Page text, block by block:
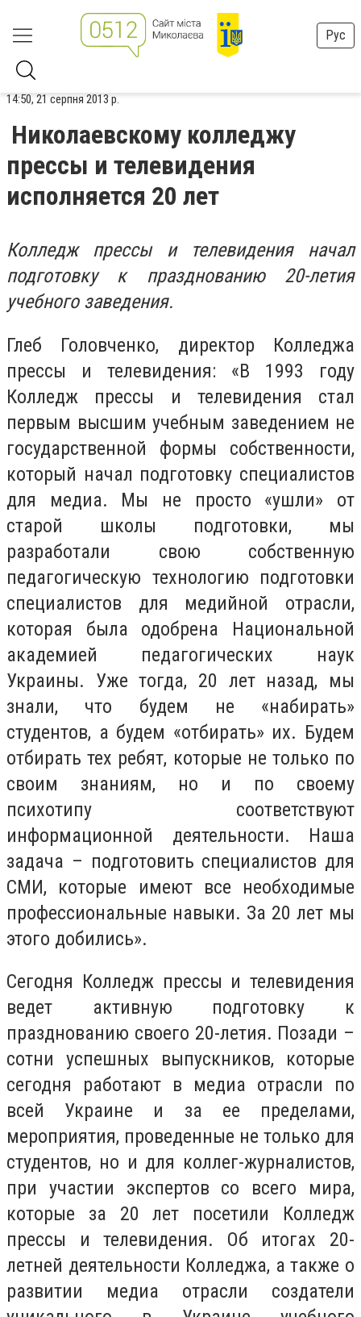
Рус
14:50, 21 серпня 2013 р.
Николаевскому колледжу
прессы и телевидения
исполняется 20 лет
Колледж прессы и телевидения начал
подготовку к празднованию 20-летия
учебного заведения.
Глеб Головченко, директор Колледжа
прессы и телевидения: «В 1993 году
Колледж прессы и телевидения стал
первым высшим учебным заведением не
государственной формы собственности,
который начал подготовку специалистов
для медиа. Мы не просто «ушли» от
старой школы подготовки, мы
разработали свою собственную
педагогическую технологию подготовки
специалистов для медийной отрасли,
которая была одобрена Национальной
академией педагогических наук
Украины. Уже тогда, 20 лет назад, мы
знали, что будем не «набирать»
студентов, а будем «отбирать» их. Будем
отбирать тех ребят, которые не только по
своим знаниям, но и по своему
психотипу соответствуют
информационной деятельности. Наша
задача – подготовить специалистов для
СМИ, которые имеют все необходимые
профессиональные навыки. За 20 лет мы
этого добились».
Сегодня Колледж прессы и телевидения
ведет активную подготовку к
празднованию своего 20-летия. Позади –
сотни успешных выпускников, которые
сегодня работают в медиа отрасли по
всей Украине и за ее пределами,
мероприятия, проведенные не только для
студентов, но и для коллег-журналистов,
при участии экспертов со всего мира,
которые за 20 лет посетили Колледж
прессы и телевидения. Об итогах 20-
летней деятельности Колледжа, а также о
развитии медиа отрасли создатели